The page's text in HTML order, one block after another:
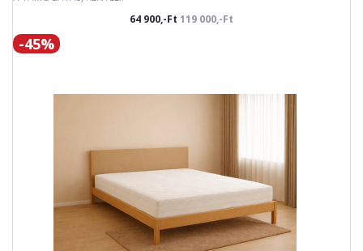
64 900,-Ft 119 000,-Ft
-45%